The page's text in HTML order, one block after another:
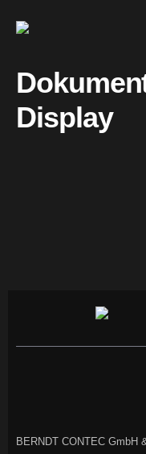
Display
BERNDT CONTEC GmbH